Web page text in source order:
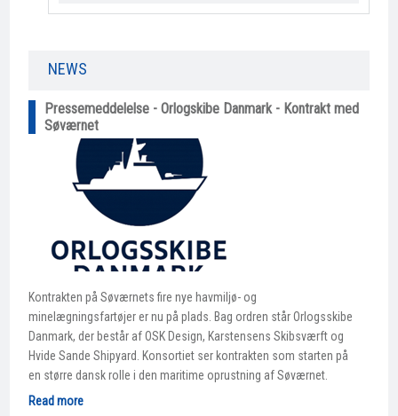
NEWS​
Pressemeddelelse - Orlogskibe Danmark - Kontrakt med
Søværnet
Kontrakten på Søværnets fire nye havmiljø- og
minelægningsfartøjer er nu på plads. Bag ordren står Orlogsskibe
Danmark, der består af OSK Design, Karstensens Skibsværft og
Hvide Sande Shipyard. Konsortiet ser kontrakten som starten på
en større dansk rolle i den maritime oprustning af Søværnet.
Read more